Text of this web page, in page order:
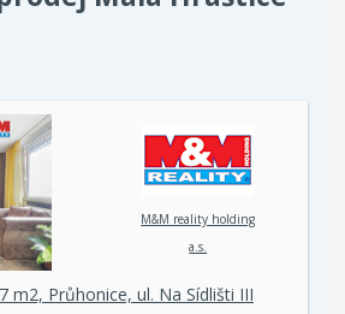
M&M reality holding
a.s.
m2, Průhonice, ul. Na Sídlišti III